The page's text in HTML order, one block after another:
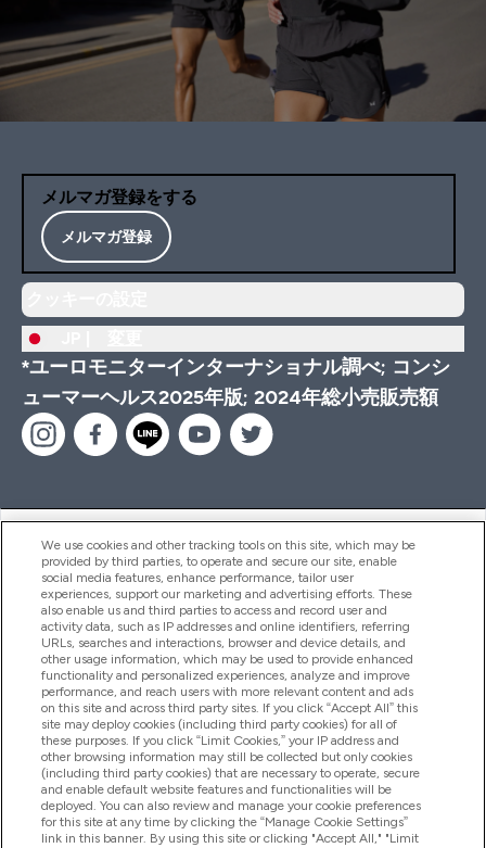
メルマガ登録をする
メルマガ登録
*ユーロモニターインターナショナル調べ; コンシ
ューマーヘルス2025年版; 2024年総小売販売額
ヘルプ＆ガイド
商品について
会社概要
特典＆ポイント
2026 The Hut.com Ltd
We use cookies and other tracking tools on this site, which may be
provided by third parties, to operate and secure our site, enable
social media features, enhance performance, tailor user
experiences, support our marketing and advertising efforts. These
also enable us and third parties to access and record user and
activity data, such as IP addresses and online identifiers, referring
URLs, searches and interactions, browser and device details, and
other usage information, which may be used to provide enhanced
functionality and personalized experiences, analyze and improve
performance, and reach users with more relevant content and ads
on this site and across third party sites. If you click “Accept All” this
site may deploy cookies (including third party cookies) for all of
these purposes. If you click “Limit Cookies,” your IP address and
other browsing information may still be collected but only cookies
(including third party cookies) that are necessary to operate, secure
and enable default website features and functionalities will be
deployed. You can also review and manage your cookie preferences
for this site at any time by clicking the “Manage Cookie Settings”
link in this banner. By using this site or clicking "Accept All," "Limit